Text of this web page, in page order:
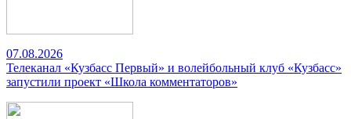
07.08.2026
Телеканал «Кузбасс Первый» и волейбольный клуб «Кузбасс»
запустили проект «Школа комментаторов»